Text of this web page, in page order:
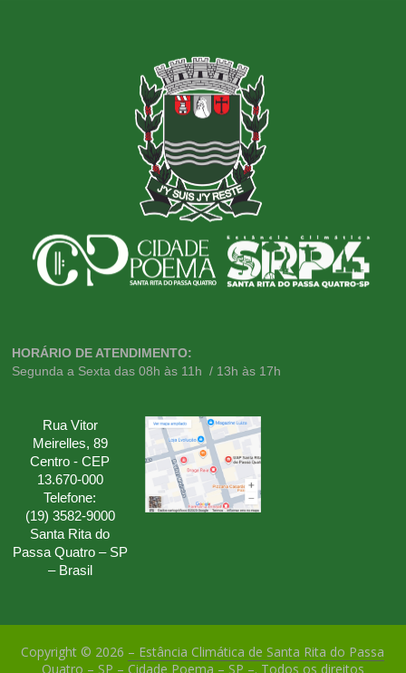
HORÁRIO DE ATENDIMENTO:
Segunda a Sexta das 08h às 11h / 13h às 17h
Rua Vitor
Meirelles, 89
Centro - CEP
13.670-000
Telefone:
(19) 3582-9000
Santa Rita do
Passa Quatro – SP
– Brasil
Copyright © 2026 – Estância Climática de Santa Rita do Passa
Quatro – SP – Cidade Poema – SP –. Todos os direitos